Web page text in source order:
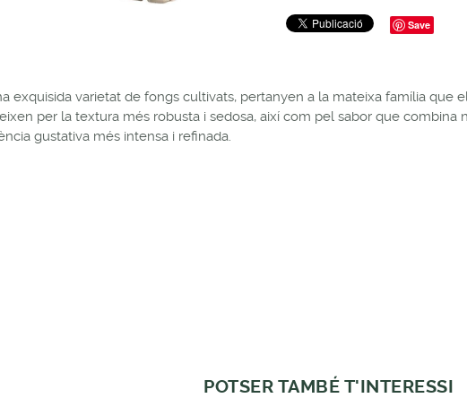
Save
exquisida varietat de fongs cultivats, pertanyen a la mateixa família que
per la textura més robusta i sedosa, així com pel sabor que combina
gustativa més intensa i refinada.
POTSER TAMBÉ T'INTERESSI